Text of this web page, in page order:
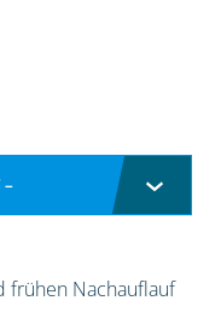
–
frühen Nachauflauf